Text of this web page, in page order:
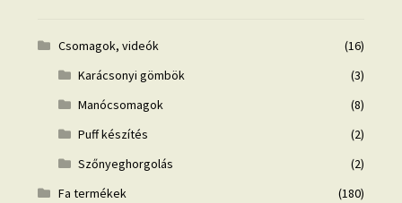
Csomagok, videók
(16)
Karácsonyi gömbök
(3)
Manócsomagok
(8)
Puff készítés
(2)
Szőnyeghorgolás
(2)
Fa termékek
(180)